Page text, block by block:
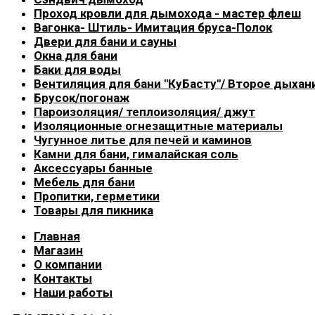
Проход кровли для дымохода - мастер флеш
Вагонка- Штиль- Имитация бруса-Полок
Двери для бани и сауны
Окна для бани
Баки для воды
Вентиляция для бани "КуБасту"/ Второе
Брусок/погонаж
Пароизоляция/ теплоизоляция/ джут
Изоляционные огнезащитные материалы
Чугунное литье для печей и каминов
Камни для бани, гималайская соль
Аксессуары банные
Мебель для бани
Пропитки, герметики
Товары для пикника
Главная
Магазин
О компании
Контакты
Наши работы